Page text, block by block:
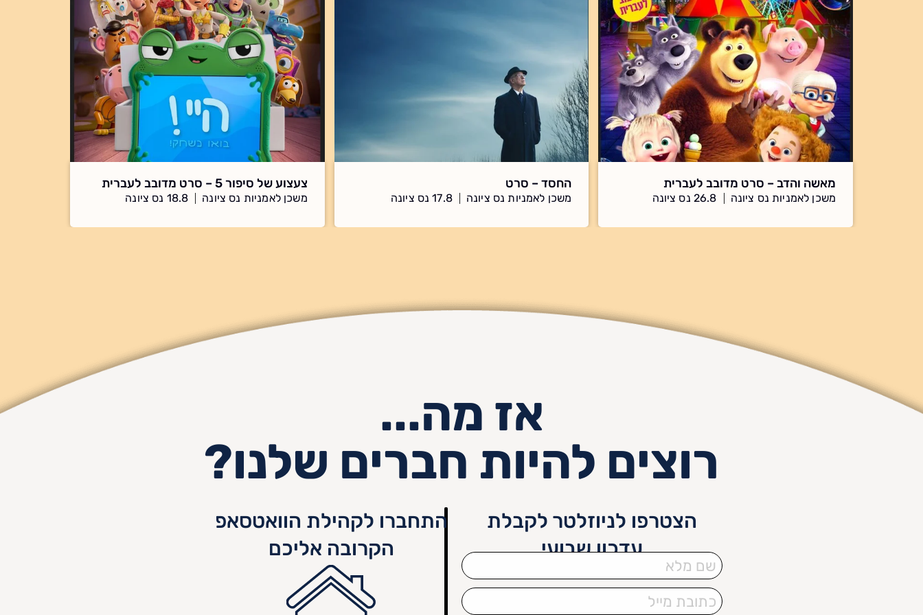
מאשה והדב – סרט מדובב לעברית
משכן לאמניות נס ציונה 26.8 נס ציונה
החסד – סרט
משכן לאמניות נס ציונה 17.8 נס ציונה
צעצוע של סיפור 5 – סרט מדובב לעברית
משכן לאמניות נס ציונה 18.8 נס ציונה
אז מה...
רוצים להיות חברים שלנו?
הצטרפו לניוזלטר לקבלת
עדכון שבועי
שם
מלא
כתובת
התחברו לקהילת הוואטסאפ
הקרובה אליכם